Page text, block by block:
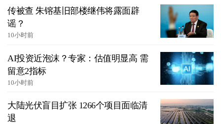
传被查 朱镕基旧部楼继伟将露面辟
谣？
10小时前
AI投资近泡沫？专家：估值明显高 需
留意2指标
10小时前
大陆光伏盲目扩张 1266个项目面临清
退